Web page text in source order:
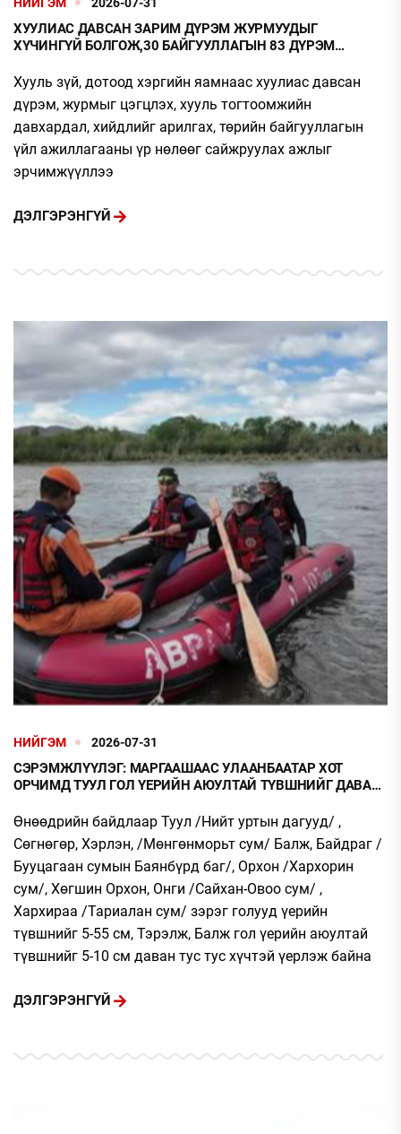
ХУУЛИАС ДАВСАН ЗАРИМ ДҮРЭМ ЖУРМУУДЫГ
ХҮЧИНГҮЙ БОЛГОЖ,30 БАЙГУУЛЛАГЫН 83 ДҮРЭМ
Хууль зүй, дотоод хэргийн яамнаас хуулиас давсан
дүрэм, журмыг цэгцлэх, хууль тогтоомжийн
давхардал, хийдлийг арилгах, төрийн байгууллагын
үйл ажиллагааны үр нөлөөг сайжруулах ажлыг
эрчимжүүллээ
ДЭЛГЭРЭНГҮЙ
НИЙГЭМ 2026-07-31
СЭРЭМЖЛҮҮЛЭГ: МАРГААШААС УЛААНБААТАР ХОТ
ОРЧИМД ТУУЛ ГОЛ ҮЕРИЙН АЮУЛТАЙ ТҮВШНИЙГ ДАВАН
Өнөөдрийн байдлаар Туул /Нийт уртын дагууд/ ,
Сөгнөгөр, Хэрлэн, /Мөнгөнморьт сум/ Балж, Байдраг /
Бууцагаан сумын Баянбүрд баг/, Орхон /Хархорин
сум/, Хөгшин Орхон, Онги /Сайхан-Овоо сум/ ,
Хархираа /Тариалан сум/ зэрэг голууд үерийн
түвшнийг 5-55 см, Тэрэлж, Балж гол үерийн аюултай
түвшнийг 5-10 см даван тус тус хүчтэй үерлэж байна
ДЭЛГЭРЭНГҮЙ